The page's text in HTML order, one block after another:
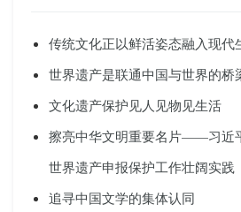
传统文化正以鲜活姿态融入现代
世界遗产是联通中国与世界的桥
文化遗产保护见人见物见生活
擦亮中华文明重要名片——习近
世界遗产申报保护工作壮阔实践
追寻中国文学的集体认同